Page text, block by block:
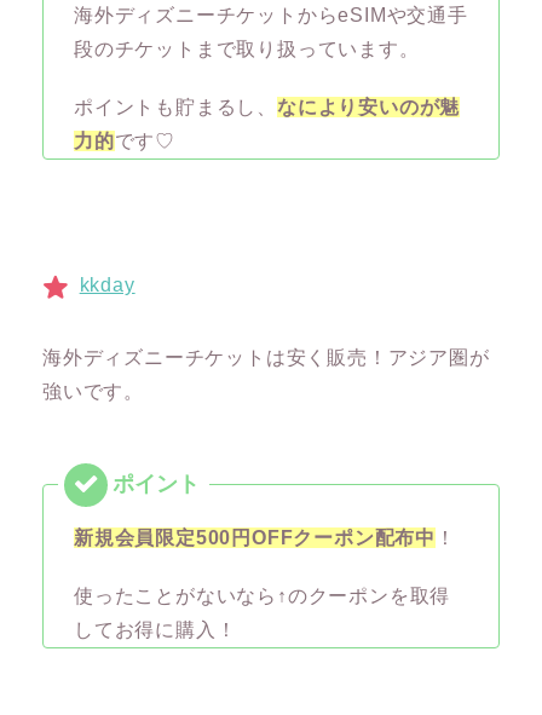
海外ディズニーチケットからeSIMや交通手
段のチケットまで取り扱っています。
ポイントも貯まるし、 なにより安いのが魅
力的です♡
kkday
海外ディズニーチケットは安く販売！アジア圏が
強いです。
新規会員限定500円OFFクーポン配布中 ！
使ったことがないなら↑のクーポンを取得
してお得に購入！